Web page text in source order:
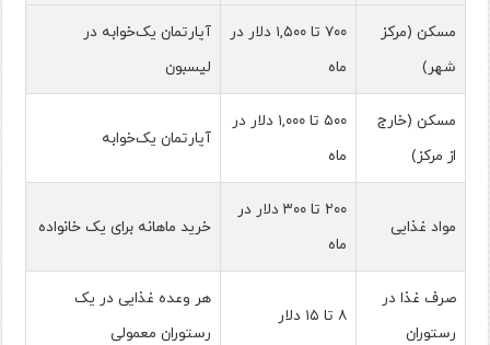
مسکن (مرکز
شهر)
۷۰۰ تا ۱,۵۰۰ دلار در
ماه
آپارتمان یک‌خوابه در
لیسبون
مسکن (خارج
از مرکز)
۵۰۰ تا ۱,۰۰۰ دلار در
ماه
آپارتمان یک‌خوابه
مواد غذایی
۲۰۰ تا ۳۰۰ دلار در
ماه
خرید ماهانه برای یک خانواده
صرف غذا در
رستوران
۸ تا ۱۵ دلار
هر وعده غذایی در یک
رستوران معمولی